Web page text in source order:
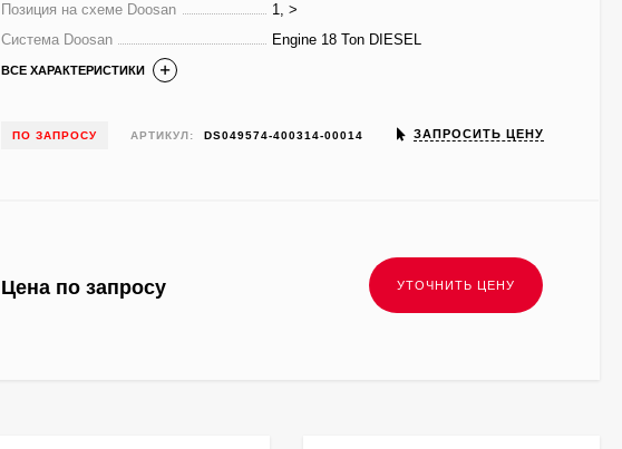
Позиция на схеме Doosan
1, >
Система Doosan
Engine 18 Ton DIESEL
ВСЕ ХАРАКТЕРИСТИКИ
ПО ЗАПРОСУ АРТИКУЛ: DS049574-400314-00014 ЗАПРОСИТЬ ЦЕНУ
Цена по запросу